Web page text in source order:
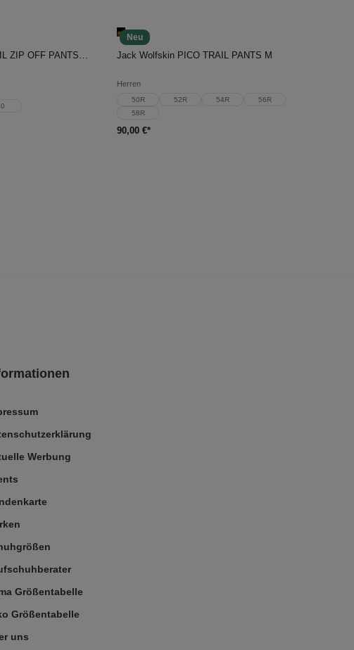
Neu
In den Warenkorb
Jack Wolfskin PICO TRAIL PANTS M
Herren
50R 52R 54R
56R
58R
90,00 €*
Werbung
Größentabelle
Größentabelle
uns